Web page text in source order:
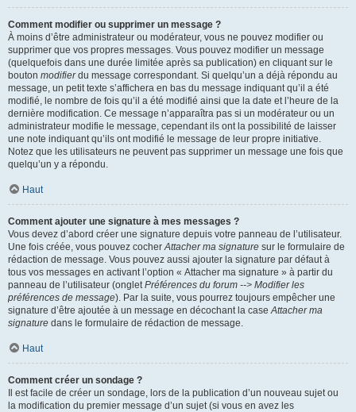
Comment modifier ou supprimer un message ?
À moins d’être administrateur ou modérateur, vous ne pouvez modifier ou
supprimer que vos propres messages. Vous pouvez modifier un message
(quelquefois dans une durée limitée après sa publication) en cliquant sur le
bouton modifierdu message correspondant. Si quelqu’un a déjà répondu au
message, un petit texte s’affichera en bas du message indiquant qu’il a été
modifié, le nombre de fois qu’il a été modifié ainsi que la date et l’heure de la
dernière modification. Ce message n’apparaîtra pas si un modérateur ou un
administrateur modifie le message, cependant ils ont la possibilité de laisser
une note indiquant qu’ils ont modifié le message de leur propre initiative.
Notez que les utilisateurs ne peuvent pas supprimer un message une fois que
quelqu’un y a répondu.
Haut
Comment ajouter une signature à mes messages ?
Vous devez d’abord créer une signature depuis votre panneau de l’utilisateur.
Une fois créée, vous pouvez cocherAttacher ma signature sur le formulaire de
rédaction de message. Vous pouvez aussi ajouter la signature par défaut à
tous vos messages en activant l’option « Attacher ma signature » à partir du
panneau de l’utilisateur (ongletPréférences du forum --> Modifier les
préférences de message). Par la suite, vous pourrez toujours empêcher une
signature d’être ajoutée à un message en décochant la caseAttacher ma
signature dans le formulaire de rédaction de message.
Haut
Comment créer un sondage ?
Il est facile de créer un sondage, lors de la publication d’un nouveau sujet ou
la modification du premier message d’un sujet (si vous en avez les